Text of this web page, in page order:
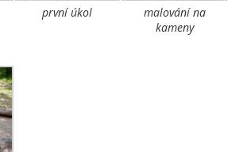
první úkol
malování na
kameny